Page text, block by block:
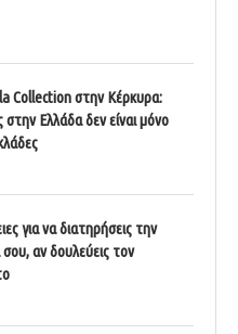
Collection στην Κέρκυρα:
στην Ελλάδα δεν είναι μόνο
για να διατηρήσεις την
σου, αν δουλεύεις τον